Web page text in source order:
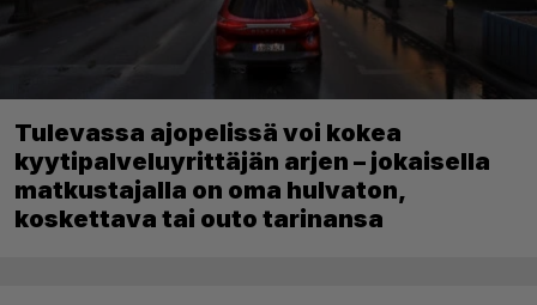
Tulevassa ajopelissä voi kokea
kyytipalveluyrittäjän arjen – jokaisella
matkustajalla on oma hulvaton,
koskettava tai outo tarinansa